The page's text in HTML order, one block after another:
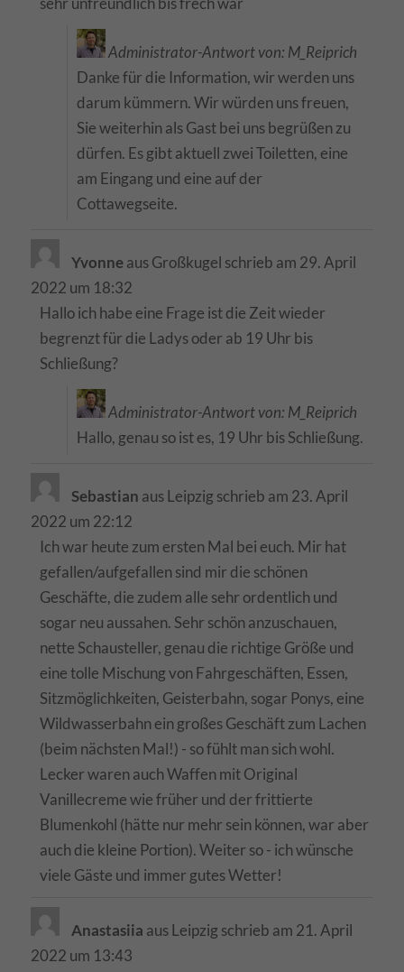
Administrator-Antwort von: M_Reiprich
Danke für die Information, wir werden uns
darum kümmern. Wir würden uns freuen,
Sie weiterhin als Gast bei uns begrüßen zu
dürfen. Es gibt aktuell zwei Toiletten, eine
am Eingang und eine auf der
Cottawegseite.
Yvonneaus Großkugel schrieb am 29. April
2022 um 18:32
Hallo ich habe eine Frage ist die Zeit wieder
begrenzt für die Ladys oder ab 19 Uhr bis
Schließung?
Administrator-Antwort von: M_Reiprich
Hallo, genau so ist es, 19 Uhr bis Schließung.
Sebastian aus Leipzig schrieb am 23. April
2022 um 22:12
Ich war heute zum ersten Mal bei euch. Mir hat
gefallen/aufgefallen sind mir die schönen
Geschäfte, die zudem alle sehr ordentlich und
sogar neu aussahen. Sehr schön anzuschauen,
nette Schausteller, genau die richtige Größe und
eine tolle Mischung von Fahrgeschäften, Essen,
Sitzmöglichkeiten, Geisterbahn, sogar Ponys, eine
Wildwasserbahn ein großes Geschäft zum Lachen
(beim nächsten Mal!) - so fühlt man sich wohl.
Lecker waren auch Waffen mit Original
Vanillecreme wie früher und der frittierte
Blumenkohl (hätte nur mehr sein können, war aber
auch die kleine Portion). Weiter so - ich wünsche
viele Gäste und immer gutes Wetter!
Anastasiia aus Leipzig schrieb am 21. April
2022 um 13:43